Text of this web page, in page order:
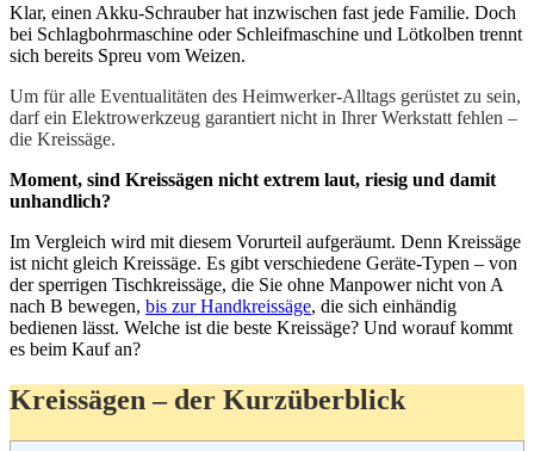
Klar, einen Akku-Schrauber hat inzwischen fast jede Familie. Doch
bei Schlagbohrmaschine oder Schleifmaschine und Lötkolben trennt
sich bereits Spreu vom Weizen.
Um für alle Eventualitäten des Heimwerker-Alltags gerüstet zu sein,
darf ein Elektrowerkzeug garantiert nicht in Ihrer Werkstatt fehlen –
die Kreissäge.
Moment, sind Kreissägen nicht extrem laut, riesig und damit
unhandlich?
Im Vergleich wird mit diesem Vorurteil aufgeräumt. Denn Kreissäge
ist nicht gleich Kreissäge. Es gibt verschiedene Geräte-Typen – von
der sperrigen Tischkreissäge, die Sie ohne Manpower nicht von A
nach B bewegen, bis zur Handkreissäge, die sich einhändig
bedienen lässt. Welche ist die beste Kreissäge? Und worauf kommt
es beim Kauf an?
Kreissägen – der Kurzüberblick